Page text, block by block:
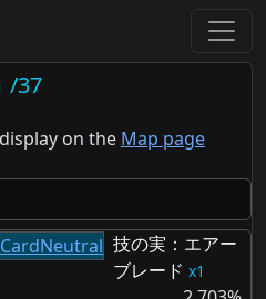
/37
on the Map page
技の実：エアー
ブレード
1